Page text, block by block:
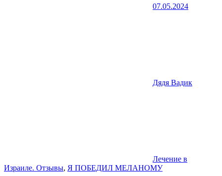
07.05.2024
Дядя Вадик
Лечение в
Израиле. Отзывы, Я ПОБЕДИЛ МЕЛАНОМУ